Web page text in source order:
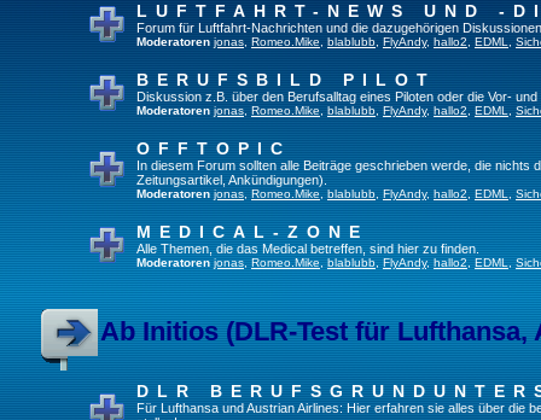
LUFTFAHRT-NEWS UND -
Forum für Luftfahrt-Nachrichten und die dazugehörigen
Moderatoren jonas Romeo.Mike blablubb FlyAndy, hallo2 EDML
BERUFSBILD PILOT
Diskussion z.B. über den Berufsalltag eines Piloten oder die Vor-
Moderatoren jonas Romeo.Mike blablubb FlyAndy, hallo2 EDML
OFFTOPIC
In diesem Forum sollten alle Beiträge geschrieben werde, die
Zeitungsartikel, Ankündigungen).
Moderatoren jonas Romeo.Mike blablubb FlyAndy, hallo2 EDML
MEDICAL-ZONE
Alle Themen, die das Medical betreffen, sind hier zu finden.
Moderatoren jonas Romeo.Mike blablubb FlyAndy, hallo2 EDML
Ab Initios (DLR-Test für Lufthansa,
DLR
Für Lufthansa und Austrian Airlines: Hier erfahren sie alles über die